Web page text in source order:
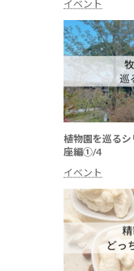
イベント
植物園を巡る
座編①/4
イベント